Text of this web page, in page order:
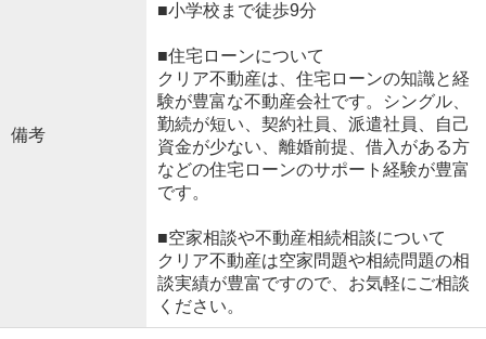
備考
■小学校まで徒歩9分
■住宅ローンについて
クリア不動産は、住宅ローンの知識と経
験が豊富な不動産会社です。シングル、
勤続が短い、契約社員、派遣社員、自己
資金が少ない、離婚前提、借入がある方
などの住宅ローンのサポート経験が豊富
です。
■空家相談や不動産相続相談について
クリア不動産は空家問題や相続問題の相
談実績が豊富ですので、お気軽にご相談
ください。